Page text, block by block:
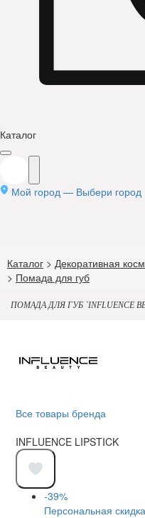
Каталог
Мой город — Выбери город
Каталог > Декоративная
> Помада для губ
ПОМАДА ДЛЯ ГУБ `INFLUENCE
Все товары бренда
INFLUENCE LIPSTICK
-39%
Персональная скидка